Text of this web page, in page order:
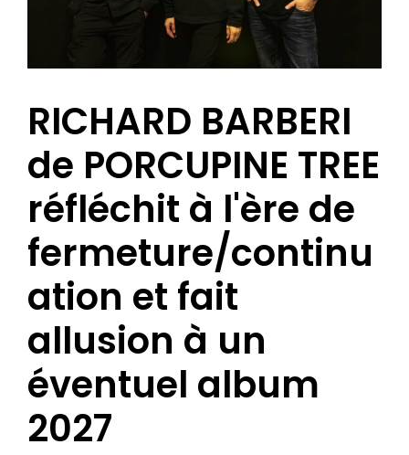
RICHARD BARBERI
de PORCUPINE TREE
réfléchit à l'ère de
fermeture/continu
ation et fait
allusion à un
éventuel album
2027